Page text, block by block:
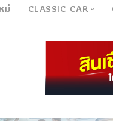
ม่ CLASSIC CAR
Classic Car
ซามูไรวินเท